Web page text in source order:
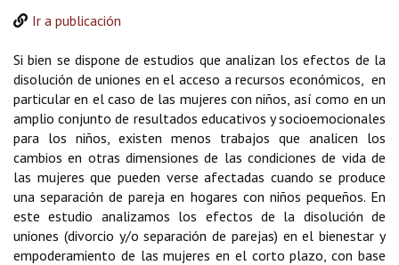
Ir a publicación
Si bien se dispone de estudios que analizan los efectos de la
disolución de uniones en el acceso a recursos económicos, en
particular en el caso de las mujeres con niños, así como en un
amplio conjunto de resultados educativos y socioemocionales
para los niños, existen menos trabajos que analicen los
cambios en otras dimensiones de las condiciones de vida de
las mujeres que pueden verse afectadas cuando se produce
una separación de pareja en hogares con niños pequeños. En
este estudio analizamos los efectos de la disolución de
uniones (divorcio y/o separación de parejas) en el bienestar y
empoderamiento de las mujeres en el corto plazo, con base